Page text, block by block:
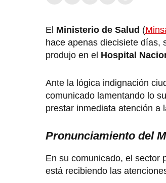
El Ministerio de Salud (
hace apenas diecisiete días,
produjo en el Hospital
Ante la lógica indignación
comunicado lamentando lo
prestar inmediata atención a
Pronunciamiento del
En su comunicado, el sector
está recibiendo las